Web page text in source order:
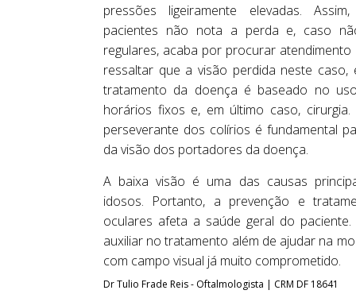
pressões ligeiramente elevadas.
pacientes não nota a perda e, caso
regulares, acaba por procurar atendimento
ressaltar que a visão perdida neste caso,
tratamento da doença é baseado no
horários fixos e, em último caso,
perseverante dos colírios é fundamental
da visão dos portadores da doença.
A baixa visão é uma das causas
idosos. Portanto, a prevenção e
oculares afeta a saúde geral do
auxiliar no tratamento além de ajudar na
com campo visual já muito comprometido.
Dr Tulio Frade Reis - Oftalmologista | CRM DF 18641